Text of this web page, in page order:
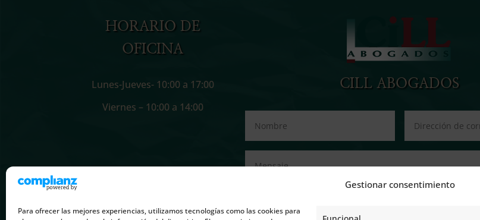
Gestionar consentimiento
Para ofrecer las mejores experiencias, utilizamos tecnologías como las cookies para
HORARIO DE
OFICINA
Lunes-Jueves- 10:00 a 17:00
Viernes – 10:00 a 14:00
CILL ABOGADOS